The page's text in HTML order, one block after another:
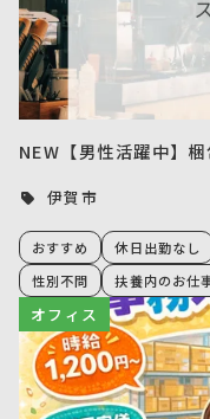
NEW【男性活躍中】
伊賀市
おすすめ 休日出勤なし
性別不問
扶養内のお仕
オフィス